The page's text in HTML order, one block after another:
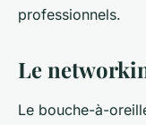
professionnels.
Le
Le bouche-à-